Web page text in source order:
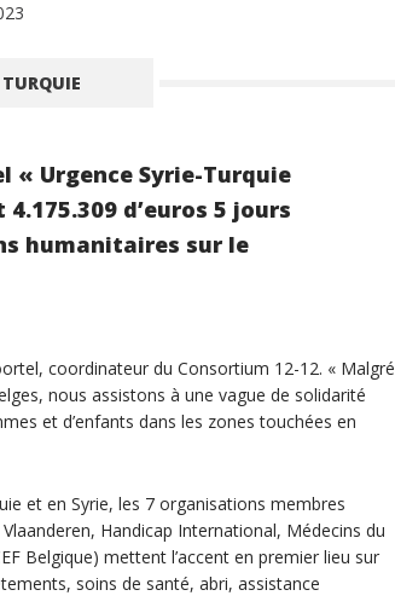
« Urgence Syrie-Turquie
d’euros 5 jours
humanitaires sur le
coordinateur du Consortium 12-12. « Malgré
nous assistons à une vague de solidarité
et d’enfants dans les zones touchées en
et en Syrie, les 7 organisations membres
Handicap International, Médecins du
Belgique) mettent l’accent en premier lieu sur
soins de santé, abri, assistance